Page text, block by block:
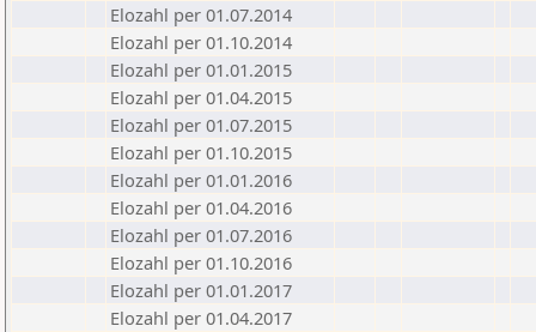
Elozahl per 01.07.2014
Elozahl per 01.10.2014
Elozahl per 01.01.2015
Elozahl per 01.04.2015
Elozahl per 01.07.2015
Elozahl per 01.10.2015
Elozahl per 01.01.2016
Elozahl per 01.04.2016
Elozahl per 01.07.2016
Elozahl per 01.10.2016
Elozahl per 01.01.2017
Elozahl per 01.04.2017